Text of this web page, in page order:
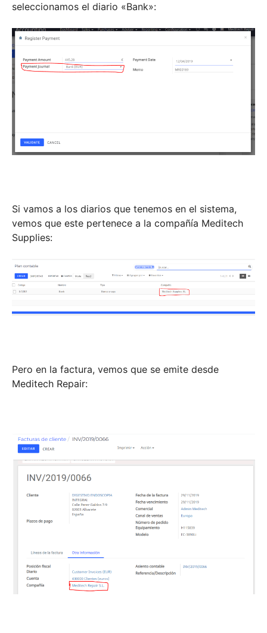
seleccionamos el diario «Bank»:
Si vamos a los diarios que tenemos en el sistema,
vemos que este pertenece a la compañía Meditech
Supplies:
Pero en la factura, vemos que se emite desde
Meditech Repair: